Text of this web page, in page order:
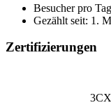
Besucher pro
Gezählt seit: 1.
Zertifizierungen